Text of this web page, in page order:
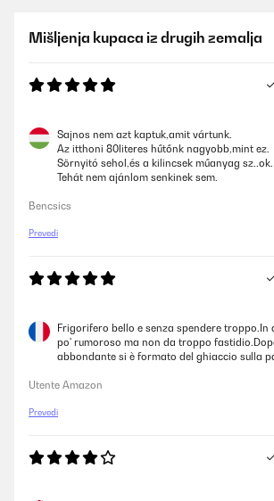
Mišljenja kupaca iz drugih zemalja
Sajnos nem azt kaptuk,amit vártunk.
Az itthoni 80literes hűtőnk nagyobb,mint ez.
Sörnyitó sehol,és a kilincsek műanyag sz..ok.
Tehát nem ajánlom senkinek sem.
Bencsics
Prevedi
Frigorifero bello e senza spendere troppo.In
po' rumoroso ma non da troppo
abbondante si è formato del ghiaccio sulla
Utente Amazon
Prevedi